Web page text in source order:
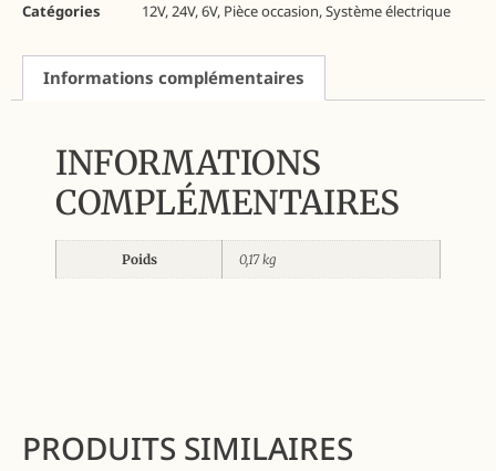
Catégories
12V,24V,6V, Pièce occasion,Système électrique
Informations complémentaires
INFORMATIONS
COMPLÉMENTAIRES
Poids 0,17 kg
PRODUITS SIMILAIRES